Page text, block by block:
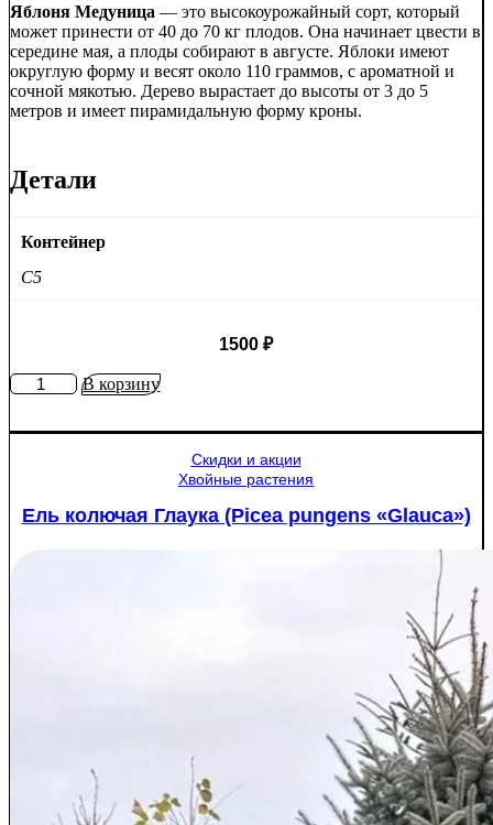
Яблоня Медуница — это высокоурожайный сорт, который
может принести от 40 до 70 кг плодов. Она начинает цвести в
середине мая, а плоды собирают в августе. Яблоки имеют
округлую форму и весят около 110 граммов, с ароматной и
сочной мякотью. Дерево вырастает до высоты от 3 до 5
метров и имеет пирамидальную форму кроны.
Детали
Контейнер
C5
1500 ₽
КоличествоВ корзину
Скидки и акции
Хвойные растения
Ель колючая Глаука (Picea pungens «Glauca»)